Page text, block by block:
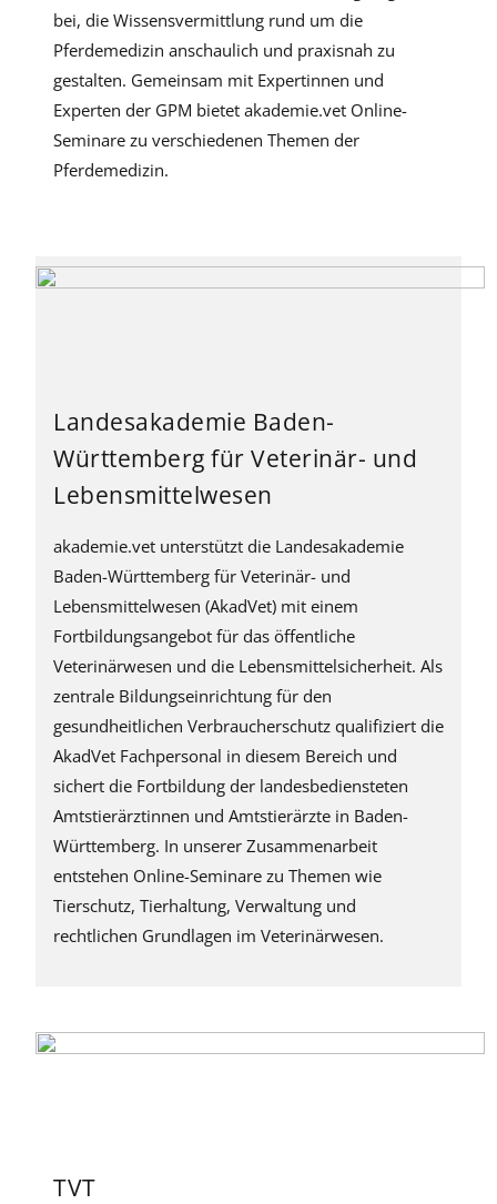
bei, die Wissensvermittlung rund um die
Pferdemedizin anschaulich und praxisnah zu
gestalten. Gemeinsam mit Expertinnen und
Experten der GPM bietet akademie.vet Online-
Seminare zu verschiedenen Themen der
Pferdemedizin.
Landesakademie Baden-
Württemberg für Veterinär- und
Lebensmittelwesen
akademie.vet unterstützt die Landesakademie
Baden-Württemberg für Veterinär- und
Lebensmittelwesen (AkadVet) mit einem
Fortbildungsangebot für das öffentliche
Veterinärwesen und die Lebensmittelsicherheit. Als
zentrale Bildungseinrichtung für den
gesundheitlichen Verbraucherschutz qualifiziert die
AkadVet Fachpersonal in diesem Bereich und
sichert die Fortbildung der landesbediensteten
Amtstierärztinnen und Amtstierärzte in Baden-
Württemberg. In unserer Zusammenarbeit
entstehen Online-Seminare zu Themen wie
Tierschutz, Tierhaltung, Verwaltung und
rechtlichen Grundlagen im Veterinärwesen.
TVT